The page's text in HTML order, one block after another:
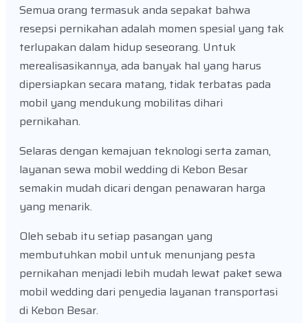
Semua orang termasuk anda sepakat bahwa
resepsi pernikahan adalah momen spesial yang tak
terlupakan dalam hidup seseorang. Untuk
merealisasikannya, ada banyak hal yang harus
dipersiapkan secara matang, tidak terbatas pada
mobil yang mendukung mobilitas dihari
pernikahan.
Selaras dengan kemajuan teknologi serta zaman,
layanan sewa mobil wedding di Kebon Besar
semakin mudah dicari dengan penawaran harga
yang menarik.
Oleh sebab itu setiap pasangan yang
membutuhkan mobil untuk menunjang pesta
pernikahan menjadi lebih mudah lewat paket sewa
mobil wedding dari penyedia layanan transportasi
di Kebon Besar.